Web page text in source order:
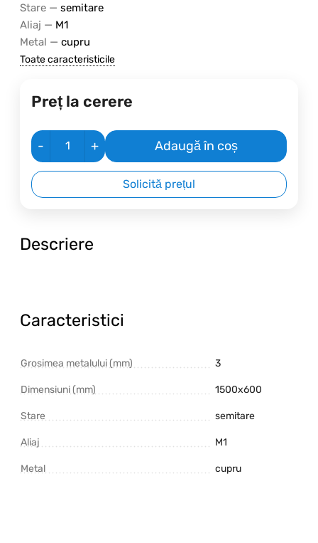
Stare — semitare
Aliaj — M1
Metal — cupru
Toate caracteristicile
Preț la cerere
- + Adaugă în coș
Solicită prețul
Descriere
Caracteristici
Grosimea metalului (mm) 3
Dimensiuni (mm) 1500х600
Stare semitare
Aliaj M1
Metal cupru